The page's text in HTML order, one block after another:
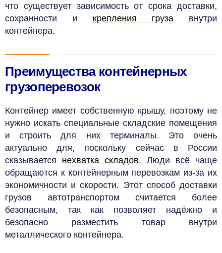
что существует зависимость от срока доставки,
сохранности и крепления груза внутри
контейнера.
Преимущества контейнерных
грузоперевозок
Контейнер имеет собственную крышу, поэтому не
нужно искать специальные складские помещения
и строить для них терминалы. Это очень
актуально для, поскольку сейчас в России
сказывается нехватка складов. Люди всё чаще
обращаются к контейнерным перевозкам из-за их
экономичности и скорости. Этот способ доставки
грузов автотранспортом считается более
безопасным, так как позволяет надёжно и
безопасно разместить товар внутри
металлического контейнера.